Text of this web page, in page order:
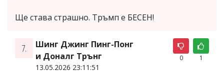
Ще става страшно. Тръмп е БЕСЕН!
7.
Шинг Джинг Пинг-Понг
и Доналг Трънг
13.05.2026 23:11:51
0 1